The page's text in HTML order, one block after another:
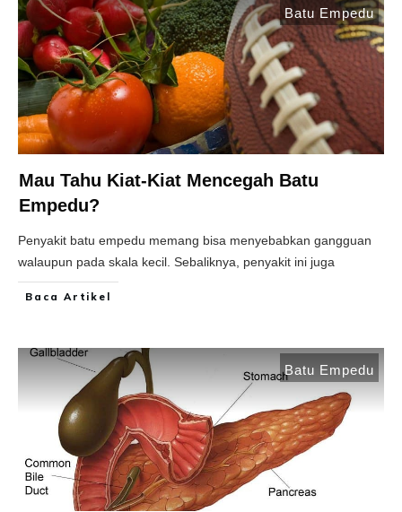
Batu Empedu
Mau Tahu Kiat-Kiat Mencegah Batu
Empedu?
Penyakit batu empedu memang bisa menyebabkan gangguan
walaupun pada skala kecil. Sebaliknya, penyakit ini juga
Baca Artikel
Batu Empedu